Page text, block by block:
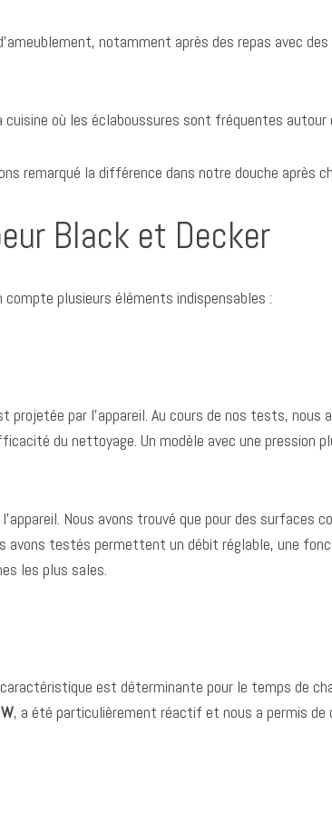
notamment après des repas avec
où les éclaboussures sont fréquentes autour
remarqué la différence dans notre douche après
Black et Decker
plusieurs éléments indispensables :
projetée par l’appareil. Au cours de nos tests,
du nettoyage. Un modèle avec une pression
Nous avons trouvé que pour des surfaces
avons testés permettent un débit réglable, une
les plus sales.
est déterminante pour le temps de
, a été particulièrement réactif et nous a permis